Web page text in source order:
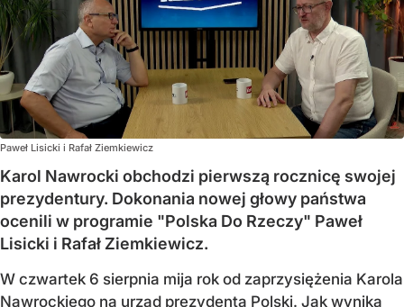
Paweł Lisicki i Rafał Ziemkiewicz
Karol Nawrocki obchodzi pierwszą rocznicę swojej
prezydentury. Dokonania nowej głowy państwa
ocenili w programie "Polska Do Rzeczy" Paweł
Lisicki i Rafał Ziemkiewicz.
W czwartek 6 sierpnia mija rok od zaprzysiężenia Karola
Nawrockiego na urząd prezydenta Polski. Jak wynika